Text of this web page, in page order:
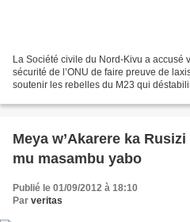
La Société civile du Nord-Kivu a accusé
sécurité de l’ONU de faire preuve de
soutenir les rebelles du M23 qui
Meya w’Akarere ka
mu masambu yabo
Publié le 01/09/2012 à 18:10
Par veritas